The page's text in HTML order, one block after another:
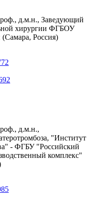
д.м.н., Заведующий
хирургии ФГБОУ
Россия)
д.м.н.,
"Институт
- ФГБУ "Российский
комплекс"